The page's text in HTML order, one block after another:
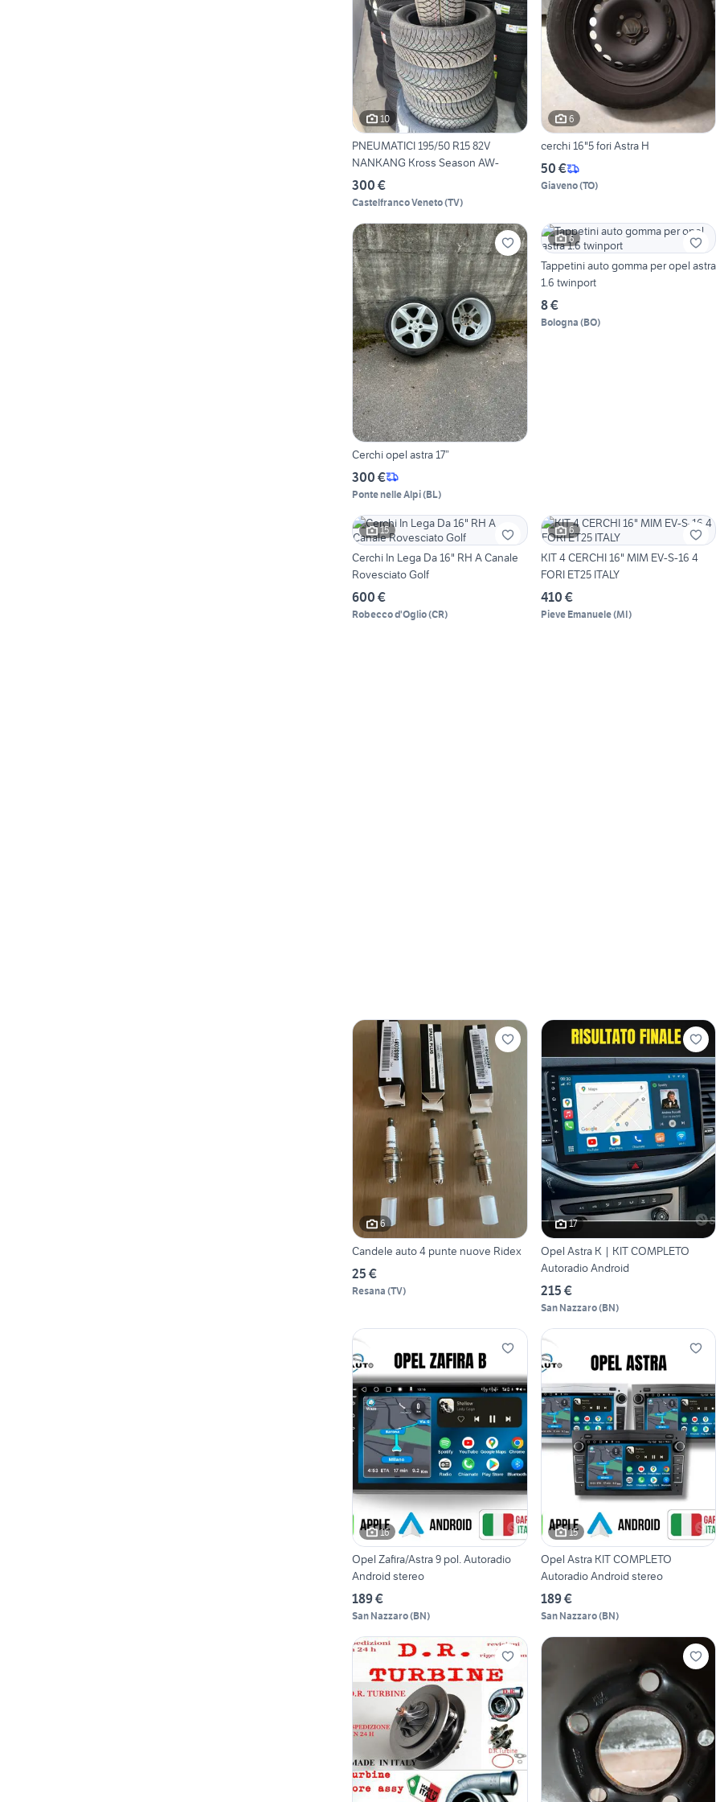
10
PNEUMATICI 195/50 R15 82V
NANKANG Kross Season AW-
300 €
Castelfranco Veneto(TV)
6
cerchi 16"5 fori Astra H
50 €
Giaveno(TO)
Cerchi opel astra 17”
300 €
Ponte nelle Alpi(BL)
6
Tappetini auto gomma per opel astra
1.6 twinport
8 €
Bologna (BO)
15
Cerchi In Lega Da 16" RH A Canale
Rovesciato Golf
600 €
Robecco d'Oglio(CR)
6
KIT 4 CERCHI 16" MIM EV-S-16 4
FORI ET25 ITALY
410 €
Pieve Emanuele(MI)
6
Candele auto 4 punte nuove Ridex
25 €
Resana (TV)
17
Opel Astra K | KIT COMPLETO
Autoradio Android
215 €
San Nazzaro(BN)
16
Opel Zafira/Astra 9 pol. Autoradio
Android stereo
189 €
San Nazzaro(BN)
15
Opel Astra KIT COMPLETO
Autoradio Android stereo
189 €
San Nazzaro(BN)